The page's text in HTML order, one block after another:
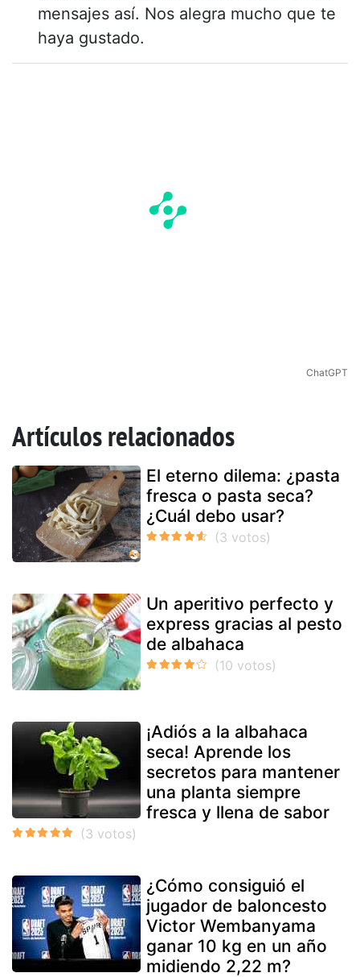
mensajes así. Nos alegra mucho que te
haya gustado.
ChatGPT
Artículos relacionados
El eterno dilema: ¿pasta
fresca o pasta seca?
¿Cuál debo usar?
Un aperitivo perfecto y
express gracias al pesto
de albahaca
¡Adiós a la albahaca
seca! Aprende los
secretos para mantener
una planta siempre
fresca y llena de sabor
¿Cómo consiguió el
jugador de baloncesto
Victor Wembanyama
ganar 10 kg en un año
midiendo 2,22 m?